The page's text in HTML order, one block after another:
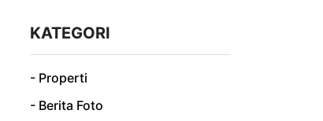
KATEGORI
- Properti
- Berita Foto